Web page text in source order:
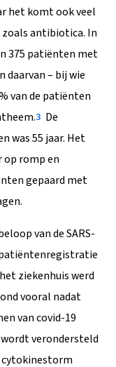
het komt ook veel
zoals antibiotica. In
375 patiënten met
daarvan – bij wie
van de patiënten
3 De
was 55 jaar. Het
op romp en
gepaard met
van de SARS-
ziekenhuis werd
vooral nadat
van covid-19
verondersteld
cytokinestorm